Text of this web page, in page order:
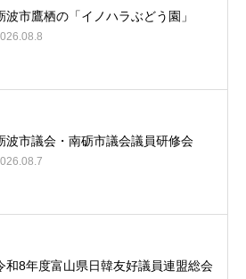
波市鷹栖の「イノハラぶどう園」
波市議会・南砺市議会議員研修会
和8年度富山県日韓友好議員連盟総会